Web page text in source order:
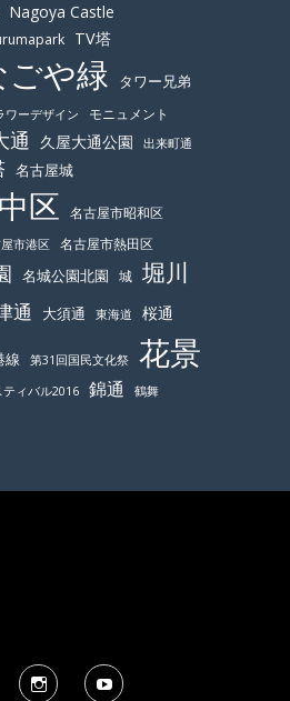
Nagoya Castle
TV塔
ごや緑 タワー兄弟
ワーデザイン
モニュメント
通 久屋大通公園 出来町通
名古屋城
区 名古屋市昭和区
市港区 名古屋市熱田区
名城公園北園 城 堀川
通 大須通 東海道 桜通
線 第31回国民文化祭 花景
ィバル2016 錦通 鶴舞